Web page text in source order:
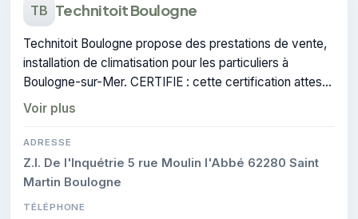
TB Technitoit Boulogne
Technitoit Boulogne propose des prestations de vente,
installation de climatisation pour les particuliers à
Boulogne-sur-Mer. CERTIFIE : cette certification atteste
du savoir-faire de l'entreprise.
Voir plus
ADRESSE
Z.I. De l'Inquétrie 5 rue Moulin l'Abbé 62280 Saint
Martin Boulogne
TÉLÉPHONE